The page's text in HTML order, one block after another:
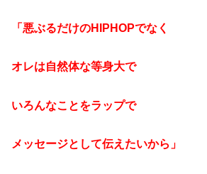
「悪ぶるだけのHIPHOPでなく
オレは自然体な等身大で
いろんなことをラップで
メッセージとして伝えたいから」